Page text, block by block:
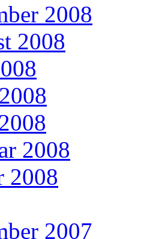
2008
2008
2008
2008
2007